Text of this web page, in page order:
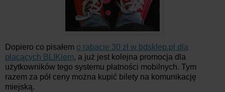
Dopiero co pisałem o rabacie 30 zł w bdsklep.pl dla
płacących BLIKiem, a już jest kolejna promocja dla
użytkowników tego systemu płatności mobilnych. Tym
razem za pół ceny można kupić bilety na komunikację
miejską.